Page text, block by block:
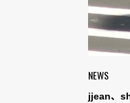
NEWS
jjean、